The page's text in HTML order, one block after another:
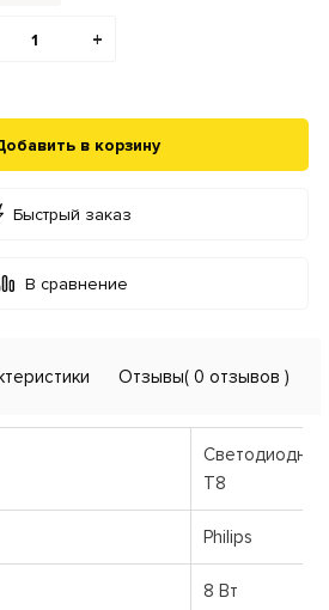
+
в корзину
Быстрый заказ
В сравнение
Отзывы( 0 отзывов )
Светодиодная
Т8
Philips
8 Вт